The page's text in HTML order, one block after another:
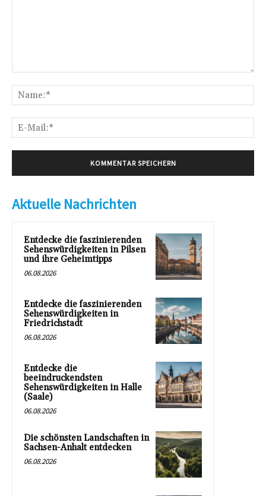
Aktuelle Nachrichten
Entdecke die faszinierenden
Sehenswürdigkeiten in Pilsen
und ihre Geheimtipps
06.08.2026
Entdecke die faszinierenden
Sehenswürdigkeiten in
Friedrichstadt
06.08.2026
Entdecke die
beeindruckendsten
Sehenswürdigkeiten in Halle
(Saale)
06.08.2026
Die schönsten Landschaften in
Sachsen-Anhalt entdecken
06.08.2026